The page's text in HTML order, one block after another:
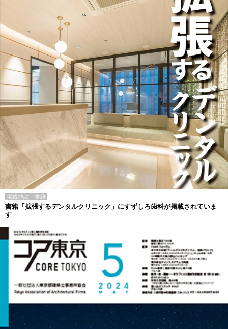
掲載雑誌・書籍
書籍「拡張するデンタルクリニック」にすずしろ歯科が掲載されていま
す